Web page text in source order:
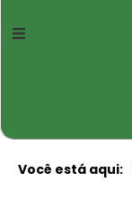
Você está aqui: